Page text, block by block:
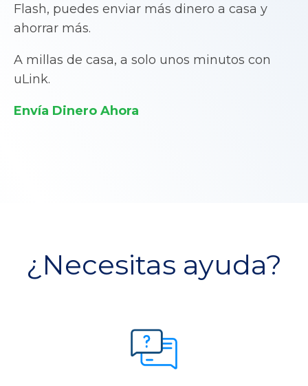
Flash, puedes enviar más dinero a casa y
ahorrar más.
A millas de casa, a solo unos minutos con
uLink.
Envía Dinero Ahora
¿Necesitas ayuda?